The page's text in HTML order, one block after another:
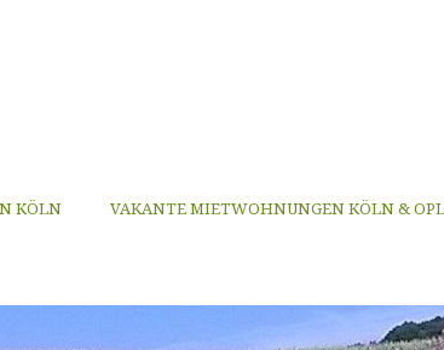
KÖLN VAKANTE MIETWOHNUNGEN KÖLN &